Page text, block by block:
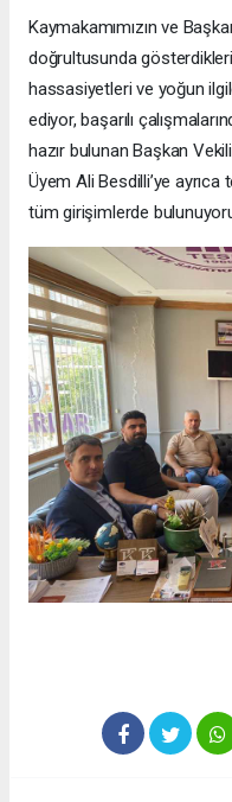
Kaymakamımızın ve
doğrultusunda
hassasiyetleri ve yoğun
ediyor, başarılı
hazır bulunan Başkan
Üyem Ali Besdilli’ye
tüm girişimlerde